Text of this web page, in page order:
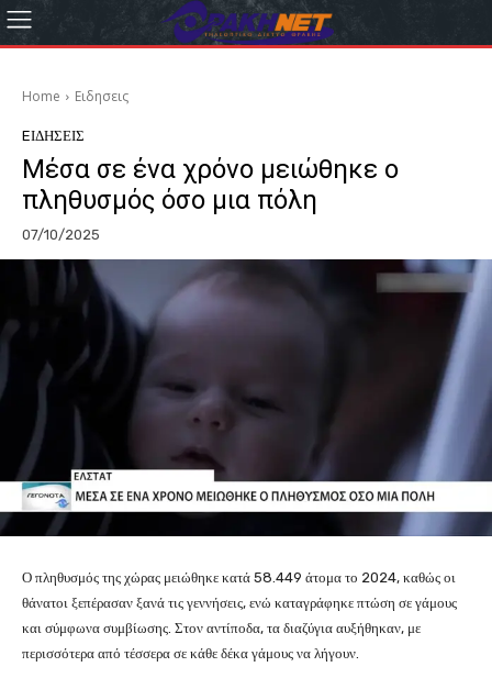
Home Eιδησεις
EΙΔΗΣΕΙΣ
Μέσα σε ένα χρόνο μειώθηκε ο
πληθυσμός όσο μια πόλη
07/10/2025
Ο πληθυσμός της χώρας μειώθηκε κατά 58.449 άτομα το 2024, καθώς οι
θάνατοι ξεπέρασαν ξανά τις γεννήσεις, ενώ καταγράφηκε πτώση σε γάμους
και σύμφωνα συμβίωσης. Στον αντίποδα, τα διαζύγια αυξήθηκαν, με
περισσότερα από τέσσερα σε κάθε δέκα γάμους να λήγουν.